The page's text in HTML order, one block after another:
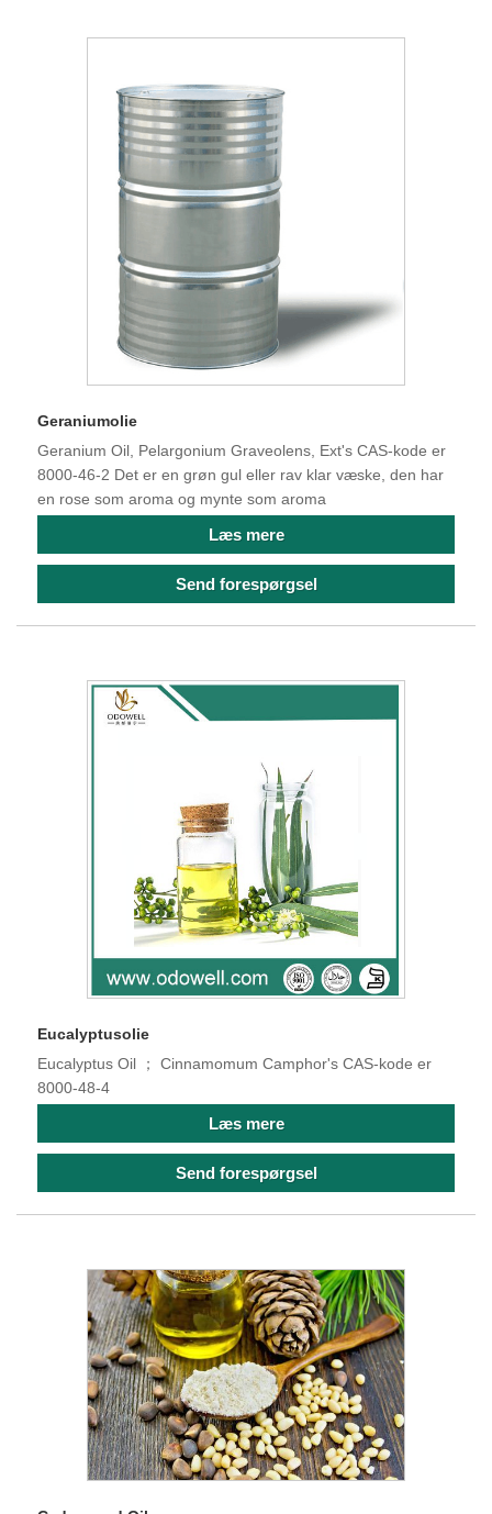
Geraniumolie
Geranium Oil, Pelargonium Graveolens, Ext's CAS-kode er
8000-46-2 Det er en grøn gul eller rav klar væske, den har
en rose som aroma og mynte som aroma
Læs mere
Send forespørgsel
Eucalyptusolie
Eucalyptus Oil ； Cinnamomum Camphor's CAS-kode er
8000-48-4
Læs mere
Send forespørgsel